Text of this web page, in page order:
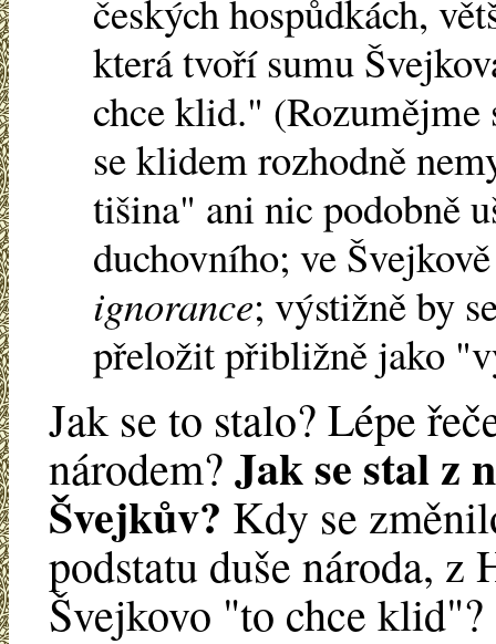
českých hospůdkách,
která tvoří sumu
chce klid." (Rozumějme
se klidem rozhodně
tišina" ani nic podobně
duchovního; ve
ignorance; výstižně by
přeložit přibližně jako
Jak se to stalo? Lépe
národem? Jak se stal z
Švejkův? Kdy se
podstatu duše národa, z
Švejkovo "to chce klid"?